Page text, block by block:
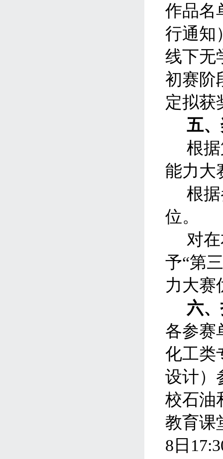
作品名
行通知
线下无
初赛阶
定拟获
五
根
能力大
根
位。
对
予“第
力大赛
六
各参赛
化工类
设计）
校石油
教育课
8 日